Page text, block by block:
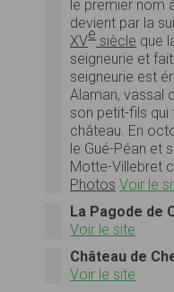
le premier nom
devient par la
XVe siècle que
seigneurie et
seigneurie est
Alaman, vassal
son petit-fils qui
château. En
le Gué-Péan et
Motte-Villebret
Photos Voir le
La Pagode de
Voir le site
Château de
Voir le site